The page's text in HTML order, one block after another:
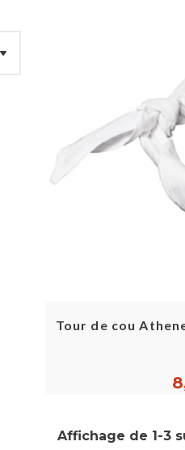
Tour de cou
Affichage de 1-3